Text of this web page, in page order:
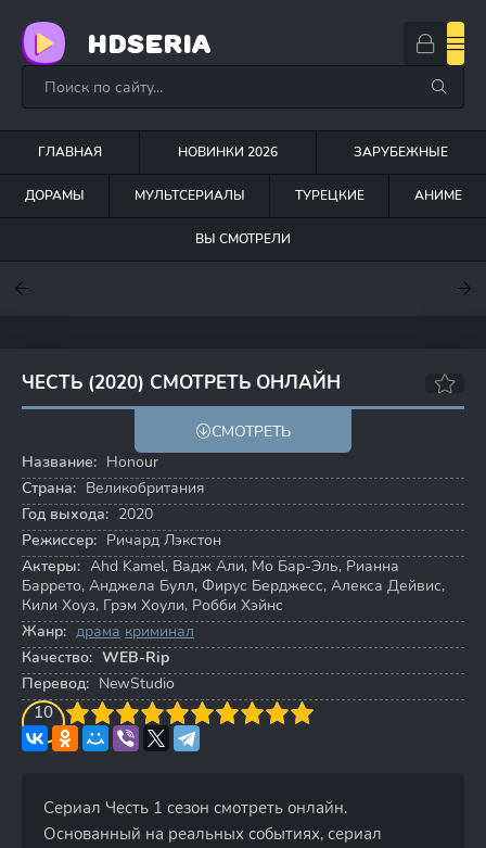
HDSERIA
ГЛАВНАЯ НОВИНКИ 2026 ЗАРУБЕЖНЫЕ
ДОРАМЫ МУЛЬТСЕРИАЛЫ ТУРЕЦКИЕ АНИМЕ
ВЫ СМОТРЕЛИ
ЧЕСТЬ (2020) СМОТРЕТЬ ОНЛАЙН
7.1
СМОТРЕТЬ
Название: Honour
Страна: Великобритания
Год выхода: 2020
Режиссер: Ричард Лэкстон
Актеры: Ahd Kamel, Вадж Али, Мо Бар-Эль, Рианна
Баррето, Анджела Булл, Фирус Берджесс, Алекса Дейвис,
Кили Хоуз, Грэм Хоули, Робби Хэйнс
Жанр: драма криминал
Качество: WEB-Rip
Перевод: NewStudio
10
4 5 6 7 8 9 10
Сериал Честь 1 сезон смотреть онлайн.
Основанный на реальных событиях, сериал